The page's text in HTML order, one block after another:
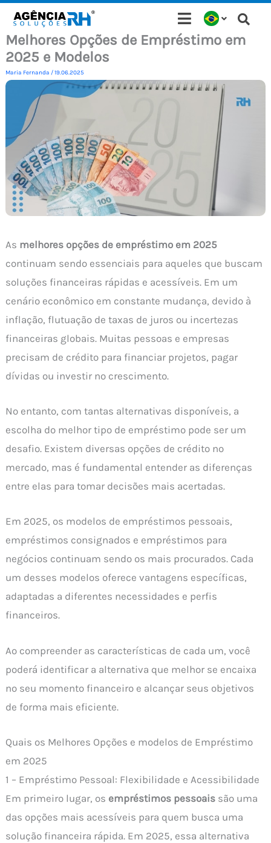
para
conteúdo
Melhores Opções de Empréstimo em
2025 e Modelos
Maria Fernanda /19.06.2025
As melhores opções de empréstimo em 2025
continuam sendo essenciais para aqueles que buscam
soluções financeiras rápidas e acessíveis. Em um
cenário econômico em constante mudança, devido à
inflação, flutuação de taxas de juros ou incertezas
financeiras globais. Muitas pessoas e empresas
precisam de crédito para financiar projetos, pagar
dívidas ou investir no crescimento.
No entanto, com tantas alternativas disponíveis, a
escolha do melhor tipo de empréstimo pode ser um
desafio. Existem diversas opções de crédito no
mercado, mas é fundamental entender as diferenças
entre elas para tomar decisões mais acertadas.
Em 2025, os modelos de empréstimos pessoais,
empréstimos consignados e empréstimos para
negócios continuam sendo os mais procurados. Cada
um desses modelos oferece vantagens específicas,
adaptadas a diferentes necessidades e perfis
financeiros.
Ao compreender as características de cada um, você
poderá identificar a alternativa que melhor se encaixa
no seu momento financeiro e alcançar seus objetivos
de forma mais eficiente.
Quais os Melhores Opções e modelos de Empréstimo
em 2025
1 – Empréstimo Pessoal: Flexibilidade e Acessibilidade
Em primeiro lugar, os empréstimos pessoais são uma
das opções mais acessíveis para quem busca uma
solução financeira rápida. Em 2025, essa alternativa